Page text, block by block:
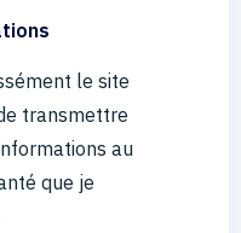
le site
transmettre
au
que je